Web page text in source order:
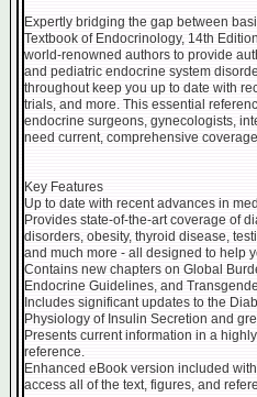
Expertly bridging the gap between
Textbook of Endocrinology, 14th
world-renowned authors to provide
and pediatric endocrine system
throughout keep you up to date with
trials, and more. This essential
endocrine surgeons, gynecologists,
need current, comprehensive
Key Features
Up to date with recent advances in
Provides state-of-the-art coverage of
disorders, obesity, thyroid disease,
and much more - all designed to help
Contains new chapters on Global
Endocrine Guidelines, and
Includes significant updates to the
Physiology of Insulin Secretion and
Presents current information in a
reference.
Enhanced eBook version included
access all of the text, figures, and